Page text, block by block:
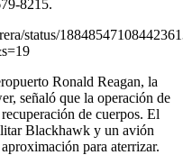
8215.
status/
Ronald Reagan, la
señaló que la operación de
de cuerpos. El
Blackhawk y un avión
para aterrizar.